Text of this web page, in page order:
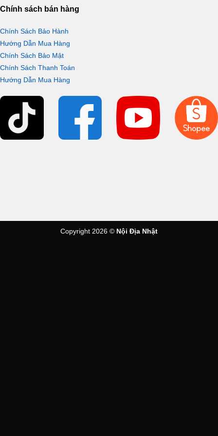
Công nghệ cao tần IH
Nồi cơm điện cao tần Tiger
nhiệt cảm ứng cao tần IH tiên tiến với cuộn dây đồng ôm sát
bọc ngoài lòng nồi, giúp truyền nhiệt trực tiếp vào lõi gạo với
công suất lớn như đun trên bếp lửa, mang lại hạt cơm thơm
ngon, chín đều và săn chắc.
Chính sách bán hàng
Chính Sách Bảo Hành
Hướng Dẫn Mua Hàng
Chính Sách Bảo Mật
Chính Sách Thanh Toán
Hướng Dẫn Mua Hàng
Copyright 2026 © Nội Địa Nhật